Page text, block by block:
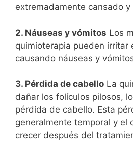
extremadamente cansado
2. Náuseas y vómitos Los
quimioterapia pueden irritar
causando náuseas y
3. Pérdida de cabello La
dañar los folículos pilosos,
pérdida de cabello. Esta
generalmente temporal y el
crecer después del